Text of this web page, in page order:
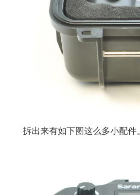
拆出来有如下图这么多小配件。